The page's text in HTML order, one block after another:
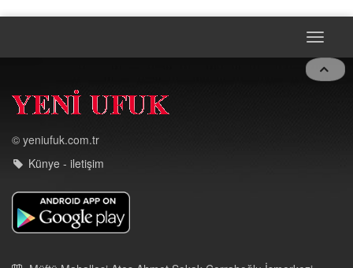
Toggle
© yeniufuk.com.tr
Künye - iletişim